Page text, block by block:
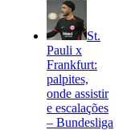
St.
Pauli x
Frankfurt:
palpites,
onde assistir
e escalações
– Bundesliga